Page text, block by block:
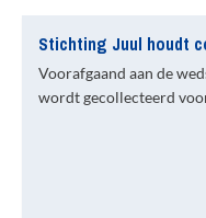
Stichting Juul houdt
Voorafgaand aan de
wordt gecollecteerd